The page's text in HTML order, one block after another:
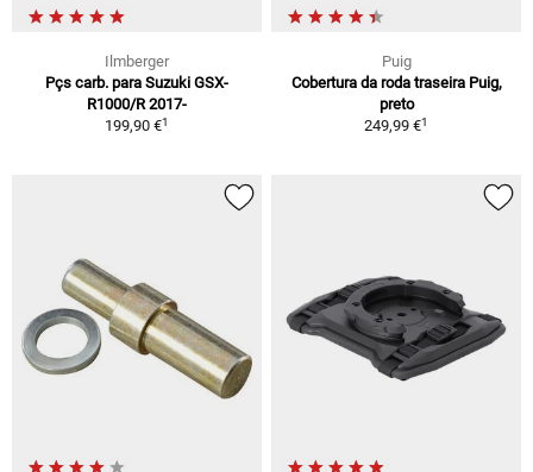
Ilmberger
Pçs carb. para Suzuki GSX-
R1000/R 2017-
199,90 €1
Puig
Cobertura da roda traseira Puig,
preto
249,99 €1